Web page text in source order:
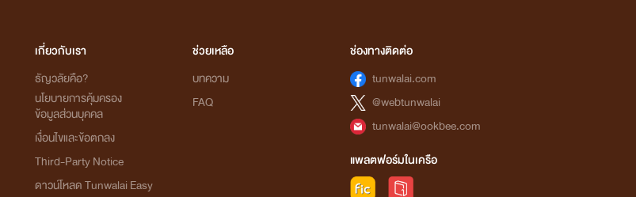
เกี่ยวกับเรา
ธัญวลัยคือ?
นโยบายการคุ้มครอง
ข้อมูลส่วนบุคคล
เงื่อนไขและข้อตกลง
Third-Party Notice
ดาวน์โหลด Tunwalai Easy
ช่วยเหลือ
บทความ
FAQ
ช่องทางติดต่อ
tunwalai.com
@webtunwalai
tunwalai@ookbee.com
แพลตฟอร์มในเครือ